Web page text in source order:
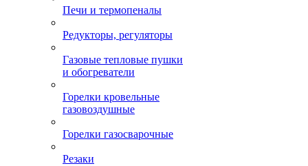
Печи и термопеналы
Редукторы, регуляторы
Газовые тепловые пушки
и обогреватели
Горелки кровельные
газовоздушные
Горелки газосварочные
Резаки